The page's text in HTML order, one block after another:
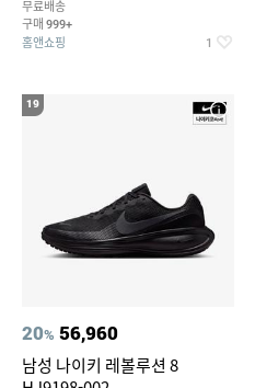
무료배송
구매 999+
홈앤쇼핑 1
19
20% 56,960
남성 나이키 레볼루션 8